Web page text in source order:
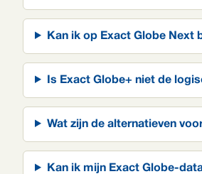
Kan ik op Exact Globe Next
Is Exact Globe+ niet de
Wat zijn de alternatieven
Kan ik mijn Exact Globe-